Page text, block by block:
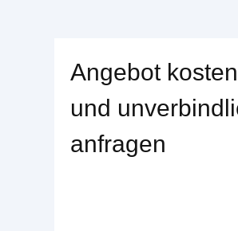
Angebot
und
anfragen